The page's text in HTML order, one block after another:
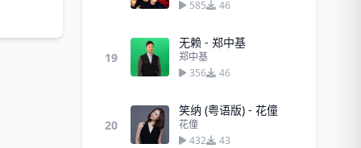
585
46
19
无赖 - 郑中基
郑中基
356
46
20
笑纳 (粤语版) - 花僮
花僮
432
43